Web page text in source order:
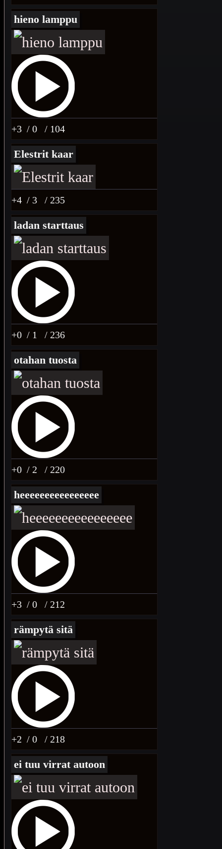
hieno lamppu
+3 / 0 / 104
Elestrit kaar
+4 / 3 / 235
ladan starttaus
+0 / 1 / 236
otahan tuosta
+0 / 2 / 220
heeeeeeeeeeeeeeee
+3 / 0 / 212
rämpytä sitä
+2 / 0 / 218
ei tuu virrat autoon